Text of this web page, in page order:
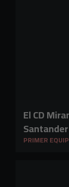
El CD
PRIMER